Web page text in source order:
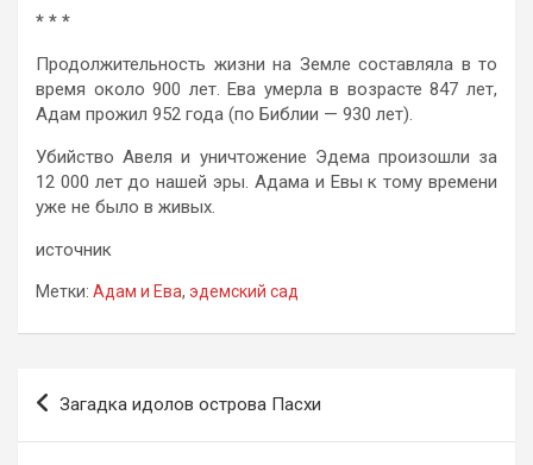
* * *
Продолжительность жизни на Земле составляла в то
время около 900 лет. Ева умерла в возрасте 847 лет,
Адам прожил 952 года (по Библии — 930 лет).
Убийство Авеля и уничтожение Эдема произошли за
12 000 лет до нашей эры. Адама и Евы к тому времени
уже не было в живых.
источник
Метки: Адам и Ева, эдемский сад
Навигация
Загадка идолов острова Пасхи